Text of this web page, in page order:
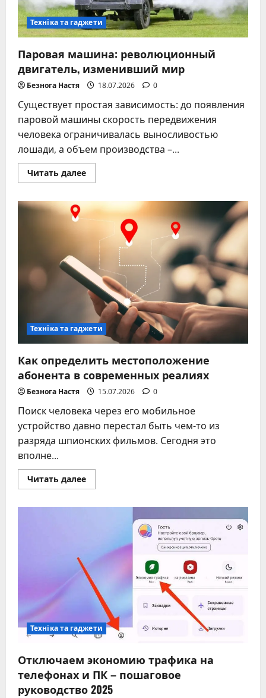
Техніка та гаджети
Паровая машина: революционный
двигатель, изменивший мир
Безнога Настя 18.07.2026 0
Существует простая зависимость: до появления
паровой машины скорость передвижения
человека ограничивалась выносливостью
лошади, а объем производства –...
Читать далееПрочитать
больше
машина:
революционный
двигатель,
изменивший
мир
Техніка та гаджети
Как определить местоположение
абонента в современных реалиях
Безнога Настя 15.07.2026 0
Поиск человека через его мобильное
устройство давно перестал быть чем-то из
разряда шпионских фильмов. Сегодня это
вполне...
Читать далееПрочитать
больше
местоположение
современных
реалиях
Техніка та гаджети
Отключаем экономию трафика на
телефонах и ПК – пошаговое
руководство 2025